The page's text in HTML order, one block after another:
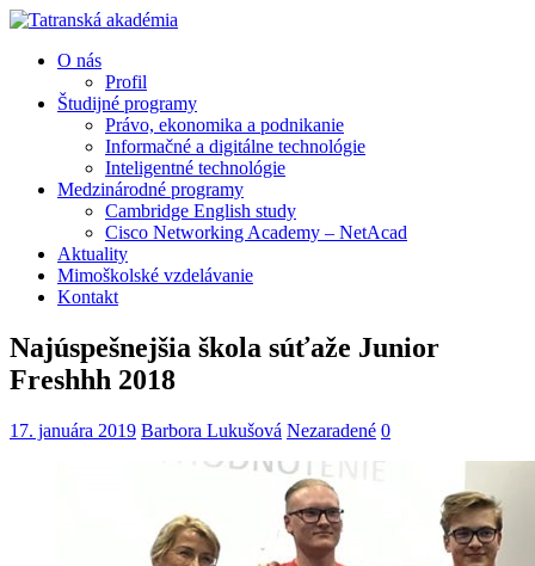
O nás
Profil
Študijné programy
Právo, ekonomika a podnikanie
Informačné a digitálne technológie
Inteligentné technológie
Medzinárodné programy
Cambridge English study
Cisco Networking Academy – NetAcad
Aktuality
Mimoškolské vzdelávanie
Kontakt
Najúspešnejšia škola súťaže Junior
Freshhh 2018
17. januára 2019 Barbora Lukušová Nezaradené 0